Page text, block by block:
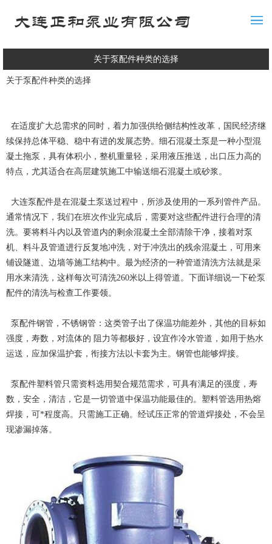
关于泵配件种类的选择
关于泵配件种类的选择
在适度扩大总需求的同时，着力加强供给侧结构性改革，国民经济继
续保持总体平稳、稳中有进的发展态势。细石混凝土泵是一种小型混
凝土拖泵，具有体积小，整机重量轻，采用液压推送，出口压力高的
特点，尤其适合在高层建筑施工中输送细石混凝土或砂浆。
大连泵配件是在混凝土泵送过程中，所涉及使用的一系列管件产品。
通常情况下，我们在班次作业完成后，需要对这些配件进行合理的清
洗。要将料斗内以及管道内的剩余混凝土全部清除干净，接着对泵
机、料斗及管道进行反复地冲洗，对于冲洗出的残余混凝土，可用来
铺设隧道、边墙等施工结构中。最为经济的一种管道清洗方法就是采
用水来清洗，这样每次可清洗260米以上得管道。下面详细说一下砼泵
配件的清洗与检查工作要领。
泵配件钢管，不锈钢管：这类管子出了保温功能差外，其他的目标如
强度，寿数，对流体的 阻力等都极好，设宜作冷水管道，如用于热水
运送，应加保温护套，衔接方法以卡套为主。钢管也能够焊接。
泵配件塑料管只需资料选用契合规范需求，可具有满足的强度，寿
数，安全，清洁，它是一切管道中保温功能最佳的。塑料管选用热熔
焊接，可*程度高。只需施工正确。经试压正常的管道焊接处，不会呈
现渗漏掉落。